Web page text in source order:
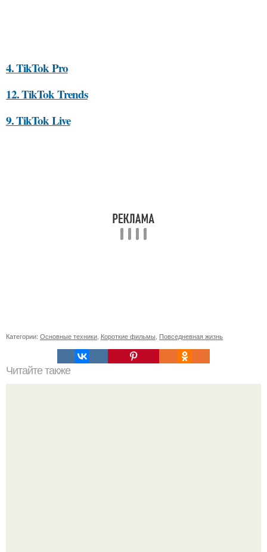
4. TikTok Pro
12. TikTok Trends
9. TikTok Live
Категории: Основные техники Короткие фильмы Повседневная жизнь
Читайте также